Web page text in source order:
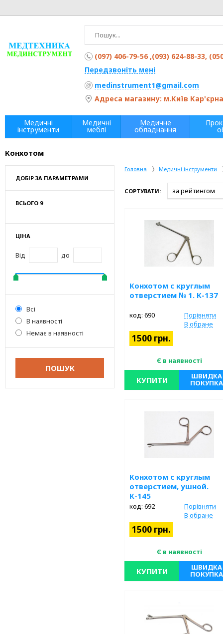
Конхотом
Головна Медичні інструменти
СОРТУВАТИ:
Конхотом с круглым
отверстием № 1. К-137
код: 690
Порівняти
В обране
1500 грн.
Є в наявності
КУПИТИ ШВИДКА
ПОКУПКА
мм, 7 ½”. Диаметр 9,4 мм.
Конхотом с круглым
отверстием, ушной.
К-145
код: 692
Порівняти
В обране
1500 грн.
Є в наявності
КУПИТИ ШВИДКА
ПОКУПКА
ДОБІР ЗА ПАРАМЕТРАМИ
ВСЬОГО 9
ЦІНА
Від до
Всі
В наявності
Немає в наявності
(097) 406-79-56 ,(093) 624-88-33,
Передзвоніть мені
medinstrument1@gmail.com
Адреса магазину: м.Київ
Медичні
інструменти
Медичні
меблі
Медичне
обладнання